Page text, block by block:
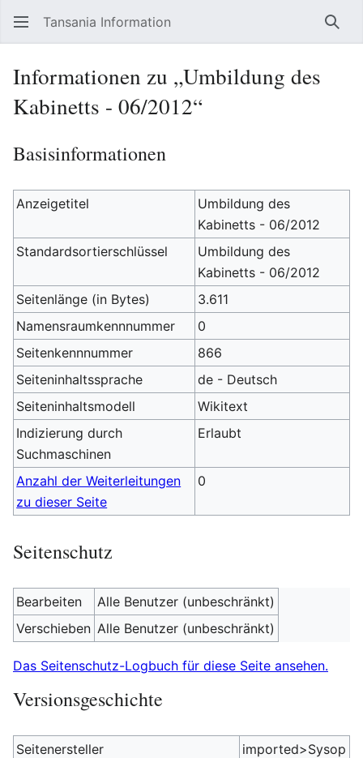
Tansania Information
Informationen zu „Umbildung des
Kabinetts - 06/2012“
Basisinformationen
Anzeigetitel
Umbildung des
Kabinetts - 06/2012
Standardsortierschlüssel
Umbildung des
Kabinetts - 06/2012
Seitenlänge (in Bytes)
3.611
Namensraumkennnummer
0
Seitenkennnummer
866
Seiteninhaltssprache
de - Deutsch
Seiteninhaltsmodell
Wikitext
Indizierung durch
Suchmaschinen
Erlaubt
Anzahl der Weiterleitungen
zu dieser Seite
0
Seitenschutz
Bearbeiten
Alle Benutzer (unbeschränkt)
Verschieben Alle Benutzer (unbeschränkt)
Das Seitenschutz-Logbuch für diese Seite ansehen.
Versionsgeschichte
Seitenersteller
imported>Sysop